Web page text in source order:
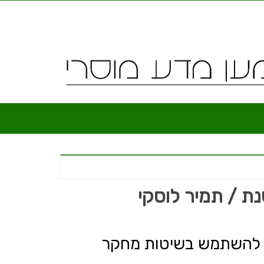
/ תמיר לוסקי
להשתמש בשיטות מחקר